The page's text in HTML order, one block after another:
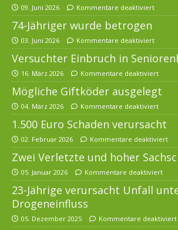
09. Juni 2026 Kommentare deaktiviert
74-Jähriger wurde betrogen
03. Juni 2026 Kommentare deaktiviert
Versuchter Einbruch in
16. März 2026 Kommentare deaktiviert
Mögliche Giftköder ausgelegt
04. März 2026 Kommentare deaktiviert
1.500 Euro Schaden verursacht
02. Februar 2026 Kommentare deaktiviert
Zwei Verletzte und hoher
05. Januar 2026 Kommentare deaktiviert
23-Jährige verursacht Unfall
Drogeneinfluss
05. Dezember 2025 Kommentare deaktiviert